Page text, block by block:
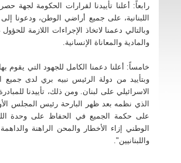
المعهد العربي للتخطيط
وفي دارته في بيروت، استقبل الرئيس ميقاتي
العام للمعهد العربي للتخطيط في الكويت
عبد الله الوقيان يرافقه رئيس الجهاز الإداري
كريم درويش في حضور الدكتور عبد الرزاق
وخلال اللقاء أثنى الرئيس ميقاتي على جهود
العربي للتخطيط" في الوطن العربي، وعلى
الخاصة التي حظي بها لبنان في السنوات العشر
من خلال إعداد الخارطة الإستثمارية والبرامج
مجال "بناء وتطوير القدرات البشرية
"المشروع الوطني لنشر ثقافة ريادة الأعمال".
كما هنّأ السيد عادل على توليه الإدارة العامة
متمنياً له دوام التوفيق والنجاح.
وكان اللقاء مناسبة جرى فيها البحث في
رابعاً: أعلنا تأييدنا لقرارات الحكومة لجهة
اللبنانية، على جميع أراضي الوطن، ودعونا
وبالتالي دعمنا لاتخاذ الإجراءات اللازمة
والمادية والمعاناة الإنسانية.
خامساً: أعلنا دعمنا الكامل للجهود التي
وبتأييد من دولة الرئيس نبيه بري لدى جميع
الاسرائيلي على لبنان. ومن ذلك، تأييدنا
الذي نظمه بعد ظهر البارحة رئيس المجلس
على حكمة الجميع في الحفاظ على وحدة
الوطني إزاء الأخطار والمحن الراهنة
واللبنانيين".